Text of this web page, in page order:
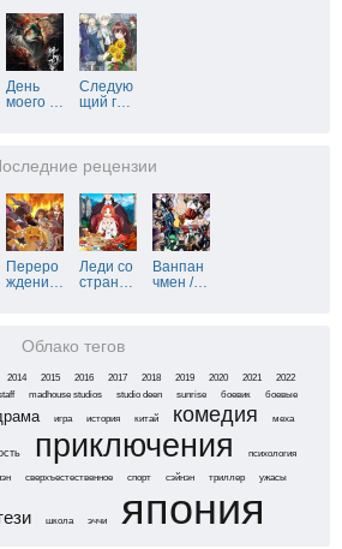
День
моего …
Следую
щий г…
рецензии
Переро
ждени…
Леди со
стран…
Ванпан
чмен /…
Облако тегов
2014 2015 2016 2017 2018 2019 2020 2021
2022
madhouse studios studio deen sunrise боевик
боевые
игра история китай комедия меха
приключения психология
сверхъестественное спорт сэйнэн триллер ужасы
школа эччи япония